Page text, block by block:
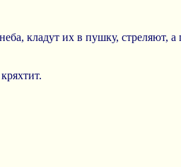
кладут их в пушку, стреляют,